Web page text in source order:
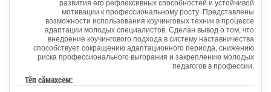
мотивации к профессиональному росту. Представлены
возможности использования коучинговых техник в процессе
адаптации молодых специалистов. Сделан вывод о том, что
внедрение коучингового подхода в систему наставничества
способствует сокращению адаптационного периода, снижению
риска профессионального выгорания и закреплению молодых
педагогов в профессии.
Тӗп сӑмахсем: